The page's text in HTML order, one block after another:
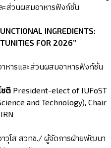
ะส่วนผสมอาหารฟังก์ชั่น
INGREDIENTS:
FOR 2026”
าหารและส่วนผสมอาหารฟังก์ชั่น
ติPresident-elect of IUFoST
and Technology), Chair
วุโส สวทช./ ผู้จัดการฝ่ายพัฒนา